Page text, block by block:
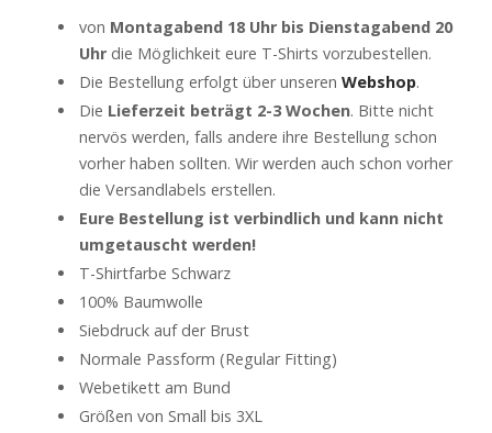
von Montagabend 18 Uhr bis Dienstagabend 20
Uhr die Möglichkeit eure T-Shirts vorzubestellen.
Die Bestellung erfolgt über unseren Webshop.
Die Lieferzeit beträgt 2-3 Wochen. Bitte nicht
nervös werden, falls andere ihre Bestellung schon
vorher haben sollten. Wir werden auch schon vorher
die Versandlabels erstellen.
Eure Bestellung ist verbindlich und kann nicht
umgetauscht werden!
T-Shirtfarbe Schwarz
100% Baumwolle
Siebdruck auf der Brust
Normale Passform (Regular Fitting)
Webetikett am Bund
Größen von Small bis 3XL